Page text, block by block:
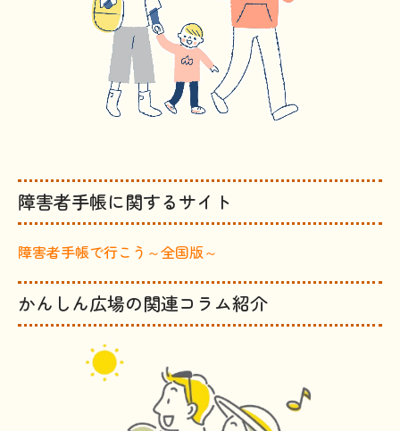
障害者手帳に関するサイト
障害者手帳で行こう～全国版～
かんしん広場の関連コラム紹介